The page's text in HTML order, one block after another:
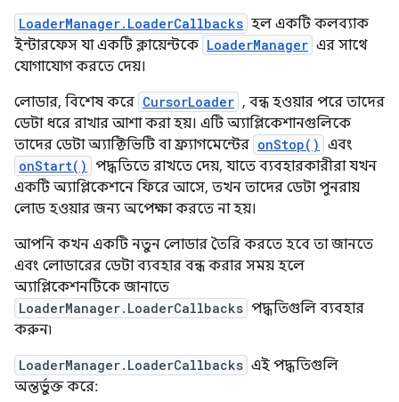
LoaderManager.LoaderCallbacks হল একটি কলব্যাক
ইন্টারফেস যা একটি ক্লায়েন্টকে LoaderManager এর সাথে
যোগাযোগ করতে দেয়।
লোডার, বিশেষ করে CursorLoader , বন্ধ হওয়ার পরে তাদের
ডেটা ধরে রাখার আশা করা হয়। এটি অ্যাপ্লিকেশানগুলিকে
তাদের ডেটা অ্যাক্টিভিটি বা ফ্র্যাগমেন্টের onStop() এবং
onStart() পদ্ধতিতে রাখতে দেয়, যাতে ব্যবহারকারীরা যখন
একটি অ্যাপ্লিকেশনে ফিরে আসে, তখন তাদের ডেটা পুনরায়
লোড হওয়ার জন্য অপেক্ষা করতে না হয়।
আপনি কখন একটি নতুন লোডার তৈরি করতে হবে তা জানতে
এবং লোডারের ডেটা ব্যবহার বন্ধ করার সময় হলে
অ্যাপ্লিকেশনটিকে জানাতে
LoaderManager.LoaderCallbacks পদ্ধতিগুলি ব্যবহার
করুন৷
LoaderManager.LoaderCallbacks এই পদ্ধতিগুলি
অন্তর্ভুক্ত করে: